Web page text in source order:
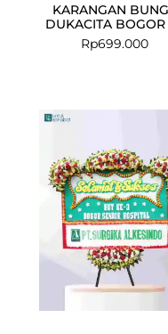
KARANGAN
DUKACITA
Rp699.000